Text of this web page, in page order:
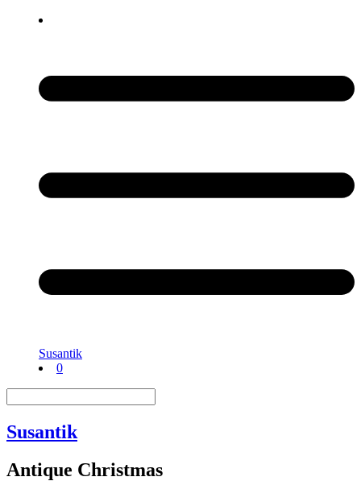
Susantik
0
Susantik
Antique Christmas